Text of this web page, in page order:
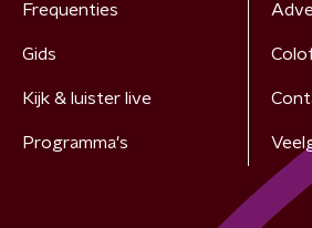
Frequenties
Gids
Kijk & luister live
Programma's